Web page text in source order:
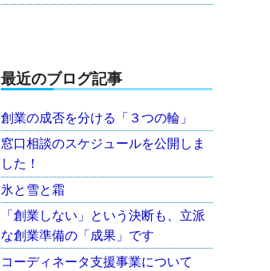
最近のブログ記事
創業の成否を分ける「３つの輪」
窓口相談のスケジュールを公開しま
した！
氷と雪と霜
「創業しない」という決断も、立派
な創業準備の「成果」です
コーディネータ支援事業について